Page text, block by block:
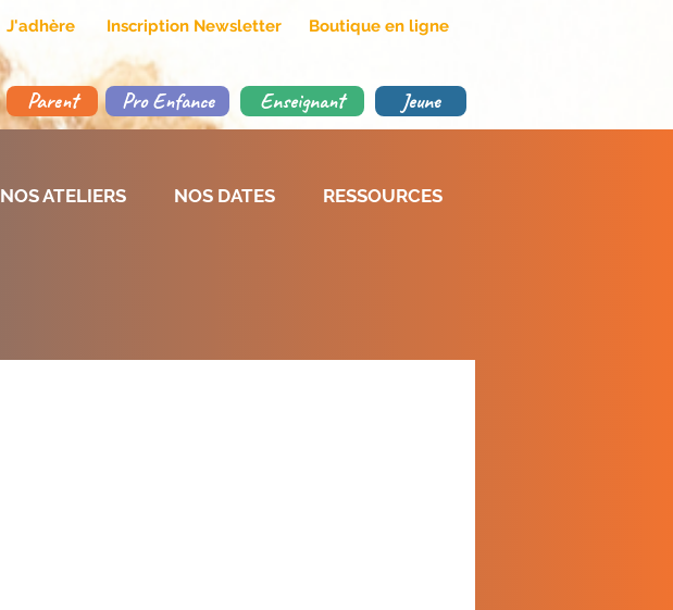
J'adhère Inscription Newsletter Boutique en ligne
Parent Pro Enfance Enseignant Jeune
NOS ATELIERS NOS DATES RESSOURCES